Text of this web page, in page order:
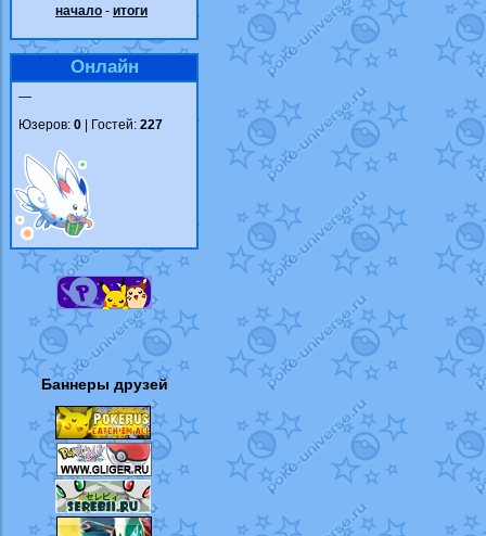
начало - итоги
Онлайн
—
Юзеров: 0 | Гостей: 227
Баннеры друзей